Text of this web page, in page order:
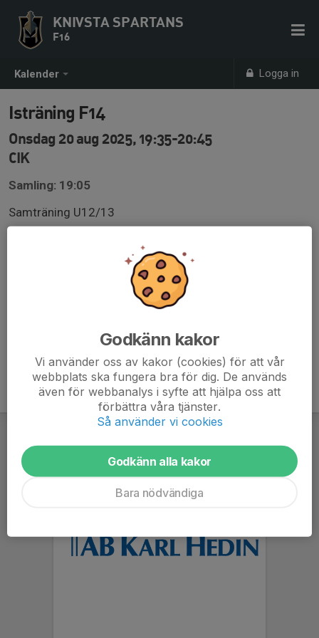
Kalender Logga in
KNIVSTA SPARTANS
F16
Isträning F14
Onsdag 20 aug 2025, 19:35-20:45
CIK
Samling: 19:05
Samträning U12/13
Godkänn kakor
Vi använder oss av kakor (cookies) för att vår
webbplats ska fungera bra för dig. De används
även för webbanalys i syfte att hjälpa oss att
förbättra våra tjänster.
Så använder vi cookies
Godkänn alla kakor
Bara nödvändiga